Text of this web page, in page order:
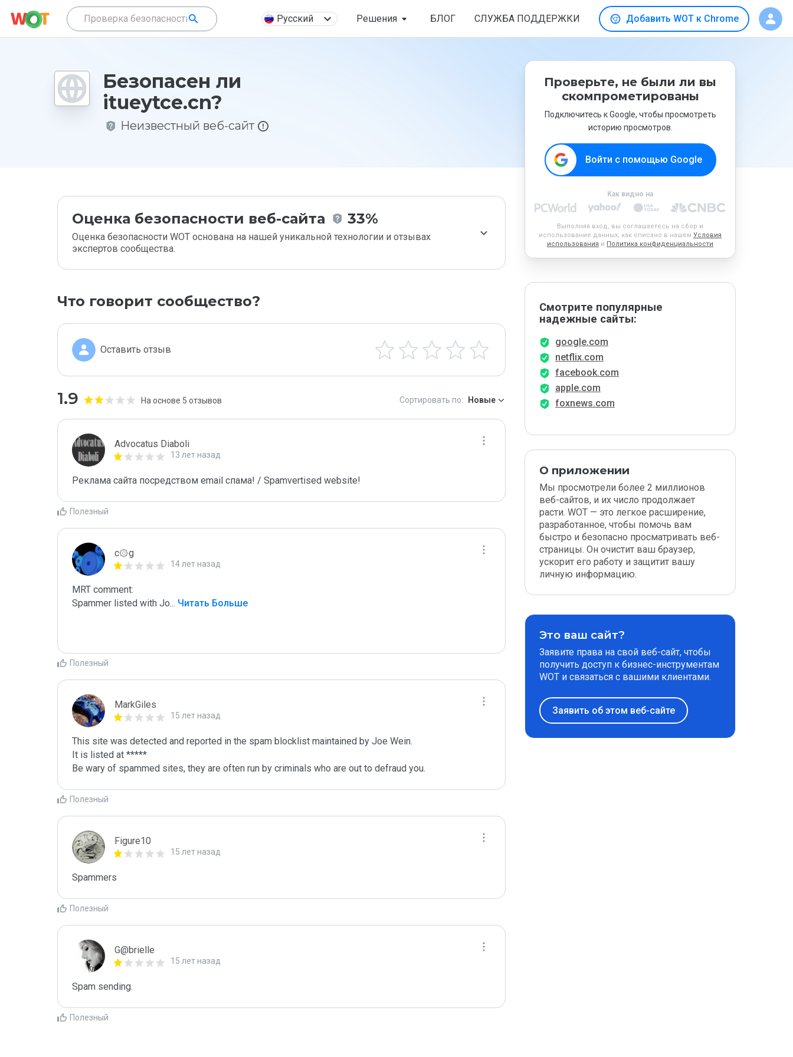
Русский Решения БЛОГ СЛУЖБА ПОДДЕРЖКИ Добавить WOT к Chrome
Безопасен ли
itueytce.cn?
Неизвестный веб-сайт
Оценка безопасности веб-сайта 33%
Оценка безопасности WOT основана на нашей уникальной технологии и отзывах
экспертов сообщества.
Что говорит сообщество?
Оставить отзыв
1.9 На основе 5 отзывов Сортировать по: Новые
Advocatus Diaboli
13 лет назад
Реклама сайта посредством email спама! / Spamvertised website!
Полезный
c۞g
14 лет назад
MRT comment:
Spammer listed with Jo... Читать Больше
Полезный
MarkGiles
15 лет назад
This site was detected and reported in the spam blocklist maintained by Joe Wein.
It is listed at *****
Be wary of spammed sites, they are often run by criminals who are out to defraud you.
Полезный
Figure10
15 лет назад
Spammers
Полезный
G@brielle
15 лет назад
Spam sending.
Полезный
Проверьте, не были ли вы
скомпрометированы
Подключитесь к Google, чтобы просмотреть
историю просмотров.
Войти с помощью Google
Как видно на
Выполняя вход, вы соглашаетесь на сбор и
использование данных, как описано в нашем Условия
использования и Политика конфиденциальности
Смотрите популярные
надежные сайты:
google.com
netflix.com
facebook.com
apple.com
foxnews.com
О приложении
Мы просмотрели более 2 миллионов
веб-сайтов, и их число продолжает
расти. WOT — это легкое расширение,
разработанное, чтобы помочь вам
быстро и безопасно просматривать веб-
страницы. Он очистит ваш браузер,
ускорит его работу и защитит вашу
личную информацию.
Это ваш сайт?
Заявите права на свой веб-сайт, чтобы
получить доступ к бизнес-инструментам
WOT и связаться с вашими клиентами.
Заявить об этом веб-сайте